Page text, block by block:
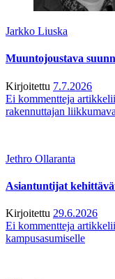
Jarkko Liuska
Muuntojoustava
Kirjoitettu 7.7.2026
Ei kommentteja
rakennuttajan
Jethro Ollaranta
Asiantuntijat
Kirjoitettu 29.6.2026
Ei kommentteja
kampusasumiselle